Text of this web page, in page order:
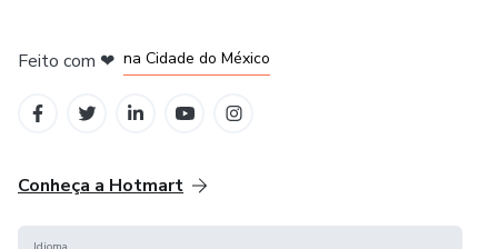
Feito com ❤ na Cidade do México
Conheça a Hotmart